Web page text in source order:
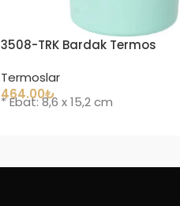
3508-TRK Bardak Termos
Termoslar
464.00₺
* Ebat: 8,6 x 15,2 cm